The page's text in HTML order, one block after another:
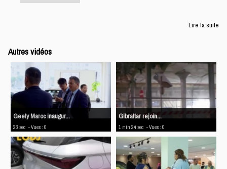
Lire la suite
Autres vidéos
​Geely Maroc inaugur...
23 sec - Vues : 0
Gibraltar rejoin...
1 min 24 sec - Vues : 0